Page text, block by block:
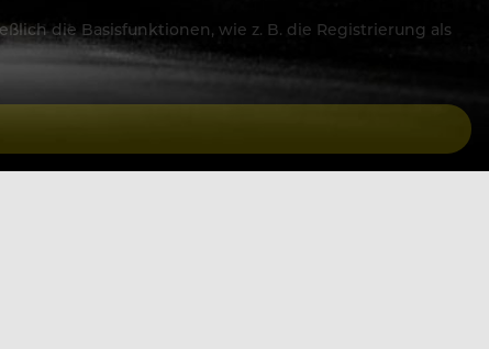
die Basisfunktionen, wie z. B. die Registrierung als